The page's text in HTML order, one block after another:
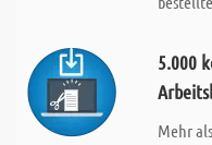
5.000
Mehr